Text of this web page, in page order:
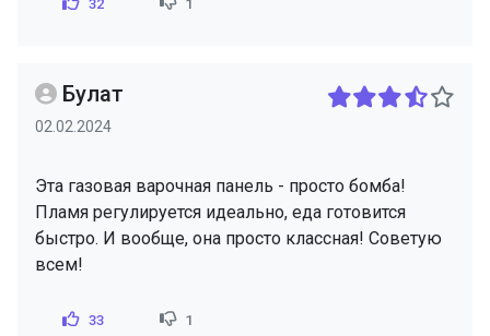
32 1
Булат
02.02.2024
Эта газовая варочная панель - просто бомба!
Пламя регулируется идеально, еда готовится
быстро. И вообще, она просто классная! Советую
всем!
33 1